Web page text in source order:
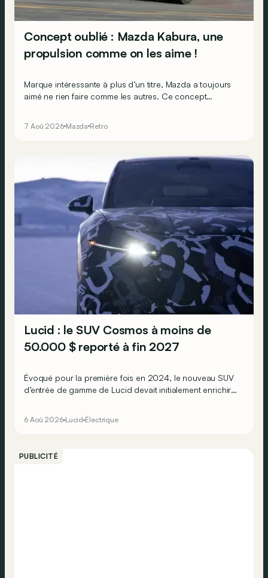
Concept oublié : Mazda Kabura, une
propulsion comme on les aime !
Marque intéressante à plus d’un titre, Mazda a toujours
aimé ne rien faire comme les autres. Ce concept
7 Aoû 2026 Mazda Retro
Lucid : le SUV Cosmos à moins de
50.000 $ reporté à fin 2027
Évoqué pour la première fois en 2024, le nouveau SUV
d’entrée de gamme de Lucid devait initialement enrichir
6 Aoû 2026 Lucid Électrique
PUBLICITÉ